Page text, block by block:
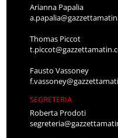
Arianna Papalia
Thomas Piccot
Fausto Vassoney
SEGRETERIA
Roberta Prodoti